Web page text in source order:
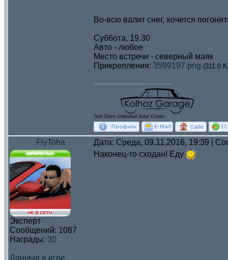
Во-всю валит снег, хочется
Суббота, 19.30
Авто - любое
Место встречи - северный маяк
Прикрепления: 3599197.png (311.0
Test Drive Unlimited Solar Crown
FlyToha Дата: Среда, 09.11.2016, 19:39 |
Эксперт
Сообщений: 1087
Награды: 30
Данные в игре
Наконец-то сходан! Еду